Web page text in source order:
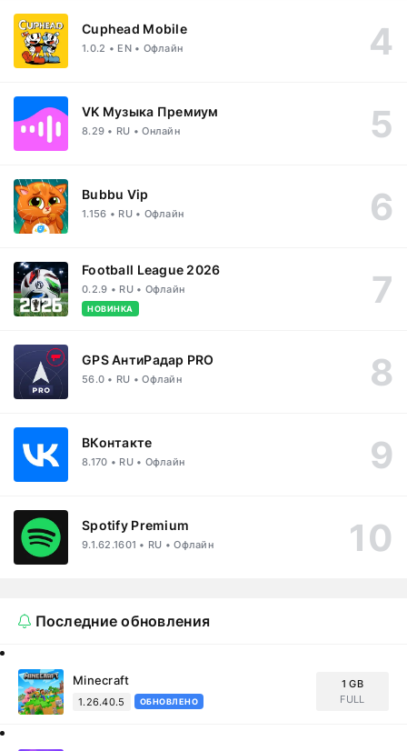
Cuphead Mobile
1.0.2 • EN • Офлайн
VK Музыка Премиум
8.29 • RU • Онлайн
Bubbu Vip
1.156 • RU • Офлайн
Football League 2026
0.2.9 • RU • Офлайн
НОВИНКА
GPS АнтиРадар PRO
56.0 • RU • Офлайн
ВКонтакте
8.170 • RU • Офлайн
Spotify Premium
9.1.62.1601 • RU • Офлайн
Последние обновления
Minecraft
1.26.40.5 ОБНОВЛЕНО
1 GB
FULL